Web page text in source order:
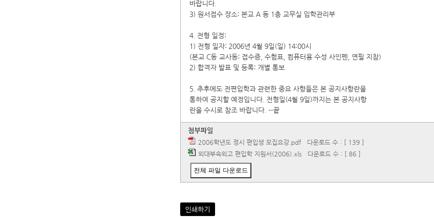
바랍니다.
3) 원서접수 장소: 본교 A 동 1층 교무실 입학관리부
4. 전형 일정:
1) 전형 일자: 2006년 4월 9일(일) 14:00시
(본교 C동 교사동: 접수증, 수험표, 컴퓨터용 수성 사인펜, 연필 지참)
2) 합격자 발표 및 등록: 개별 통보
5. 추후에도 전편입학과 관련한 중요 사항들은 본 공지사항란을
통하여 공지할 예정입니다. 전형일(4월 9일)까지는 본 공지사항
란을 수시로 참조 바랍니다. --끝
첨부파일
2006학년도 정시 편입생 모집요강.pdf 다운로드 수 : [ 139 ]
외대부속외고 편입학 지원서(2006).xls 다운로드 수 : [ 86 ]
전체 파일 다운로드
인쇄하기